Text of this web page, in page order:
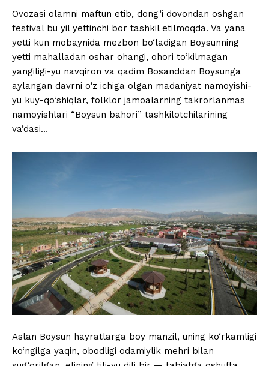
Ovozasi olamni maftun etib, dong‘i dovondan oshgan
festival bu yil yettinchi bor tashkil etilmoqda. Va yana
yetti kun mobaynida mezbon bo‘ladigan Boysunning
yetti mahalladan oshar ohangi, ohori to‘kilmagan
yangiligi-yu navqiron va qadim Bosanddan Boysunga
aylangan davrni o‘z ichiga olgan madaniyat namoyishi-
yu kuy-qo‘shiqlar, folklor jamoalarning takrorlanmas
namoyishlari “Boysun bahori” tashkilotchilarining
va’dasi…
Aslan Boysun hayratlarga boy manzil, uning ko‘rkamligi
ko‘ngilga yaqin, obodligi odamiylik mehri bilan